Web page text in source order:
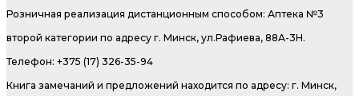
Розничная реализация дистанционным способом: Аптека №3
второй категории по адресу г. Минск, ул.Рафиева, 88А-3Н.
Телефон: +375 (17) 326-35-94
Книга замечаний и предложений находится по адресу: г. Минск,